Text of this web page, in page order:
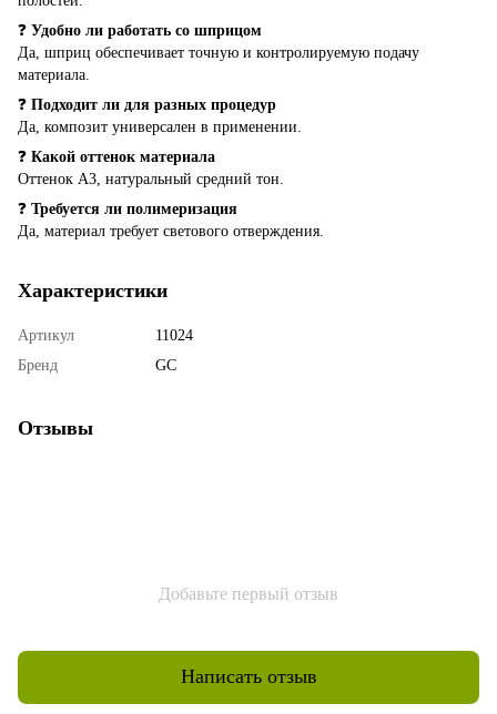
❓ Удобно ли работать со шприцом
Да, шприц обеспечивает точную и контролируемую подачу
материала.
❓ Подходит ли для разных процедур
Да, композит универсален в применении.
❓ Какой оттенок материала
Оттенок A3, натуральный средний тон.
❓ Требуется ли полимеризация
Да, материал требует светового отверждения.
Характеристики
Артикул
11024
Бренд
GC
Отзывы
Добавьте первый отзыв
Написать отзыв